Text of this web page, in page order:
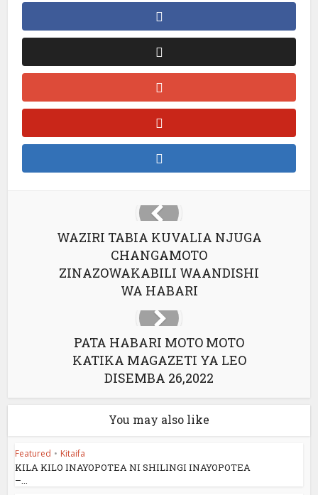
WAZIRI TABIA KUVALIA NJUGA
CHANGAMOTO
ZINAZOWAKABILI WAANDISHI
WA HABARI
PATA HABARI MOTO MOTO
KATIKA MAGAZETI YA LEO
DISEMBA 26,2022
You may also like
Featured • Kitaifa
KILA KILO INAYOPOTEA NI SHILINGI INAYOPOTEA
–...